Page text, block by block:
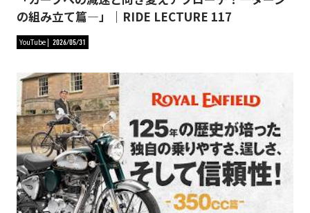
の組み立て篇―」｜RIDE LECTURE 117
YouTube 2026/05/31